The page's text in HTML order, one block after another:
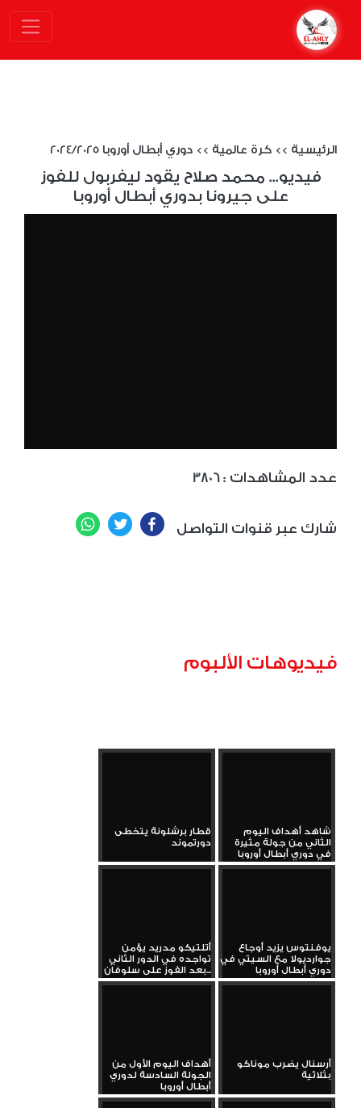
الرئيسية >> كرة عالمية >> دوري أبطال أوروبا 2024/2025
فيديو... محمد صلاح يقود ليفربول للفوز
على جيرونا بدوري أبطال أوروبا
3806 : عدد المشاهدات
شارك عبر قنوات التواصل Facebook
Twitter
فيديوهات الألبوم
شاهد أهداف اليوم
الثاني من جولة مثيرة
في دوري أبطال أوروبا
قطار برشلونة يتخطى
دورتموند
يوفنتوس يزيد أوجاع
جوارديولا مع السيتي في
دوري أبطال أوروبا
أتلتيكو مدريد يؤمن
تواجده في الدور الثاني
بعد الفوز على سلوفان...
أرسنال يضرب موناكو
بثلاثية
أهداف اليوم الأول من
الجولة السادسة لدوري
أبطال أوروبا